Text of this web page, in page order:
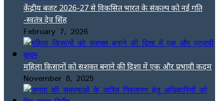
केंद्रीय बजट 2026-27 से विकसित भारत के संकल्प को नई गति
-स्वतंत्र देव सिंह
February 7, 2026
महिला किसानों को सशक्त बनाने की दिशा में एक और प्रभावी कदम
November 8, 2025